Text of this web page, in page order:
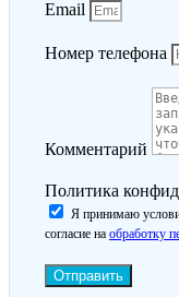
Email
Номер телефона
Комментарий
Политика
Я принимаю
согласие на обработку
Отправить